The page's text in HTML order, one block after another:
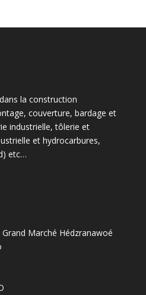
la construction
couverture, bardage et
industrielle, tôlerie et
et hydrocarbures,
etc…
Marché Hédzranawoé